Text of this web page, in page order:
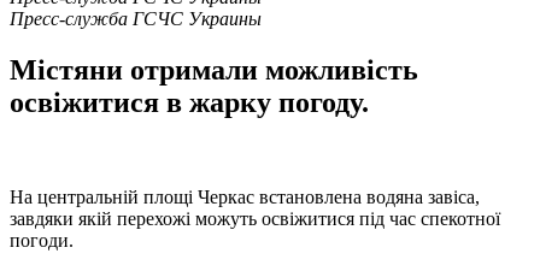
Пресс-служба ГСЧС Украины
Містяни отримали можливість
освіжитися в жарку погоду.
На центральній площі Черкас встановлена ​​водяна завіса,
завдяки якій перехожі можуть освіжитися під час спекотної
погоди.